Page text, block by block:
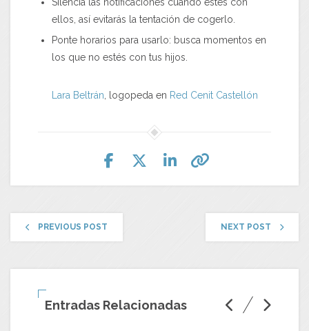
ellos, así evitarás la tentación de cogerlo.
Ponte horarios para usarlo: busca momentos en
los que no estés con tus hijos.
Lara Beltrán , logopeda en Red Cenit Castellón
PREVIOUS POST NEXT POST
Entradas Relacionadas